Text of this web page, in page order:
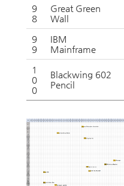
9
8
Great Green
Wall
9
9
IBM
Mainframe
1
0
0
Blackwing 602
Pencil